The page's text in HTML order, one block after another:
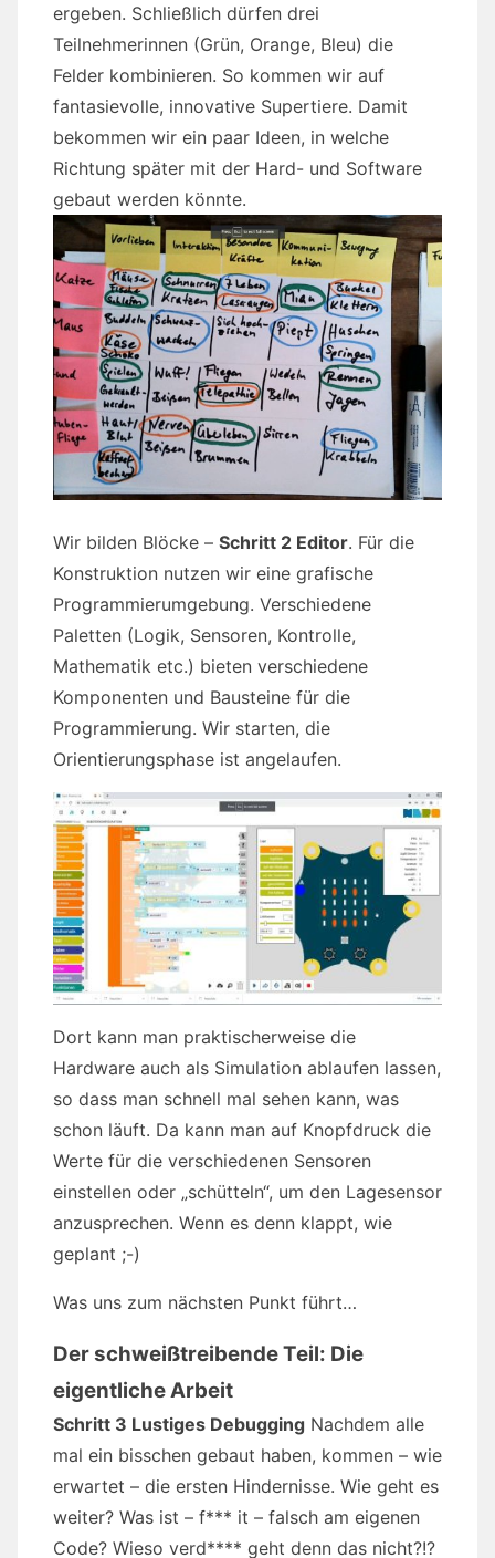
ergeben. Schließlich dürfen drei
Teilnehmerinnen (Grün, Orange, Bleu) die
Felder kombinieren. So kommen wir auf
fantasievolle, innovative Supertiere. Damit
bekommen wir ein paar Ideen, in welche
Richtung später mit der Hard- und Software
gebaut werden könnte.
Wir bilden Blöcke – Schritt 2 Editor. Für die
Konstruktion nutzen wir eine grafische
Programmierumgebung. Verschiedene
Paletten (Logik, Sensoren, Kontrolle,
Mathematik etc.) bieten verschiedene
Komponenten und Bausteine für die
Programmierung. Wir starten, die
Orientierungsphase ist angelaufen.
Dort kann man praktischerweise die
Hardware auch als Simulation ablaufen lassen,
so dass man schnell mal sehen kann, was
schon läuft. Da kann man auf Knopfdruck die
Werte für die verschiedenen Sensoren
einstellen oder „schütteln“, um den Lagesensor
anzusprechen. Wenn es denn klappt, wie
geplant ;-)
Was uns zum nächsten Punkt führt…
Der schweißtreibende Teil: Die
eigentliche Arbeit
Schritt 3 Lustiges Debugging Nachdem alle
mal ein bisschen gebaut haben, kommen – wie
erwartet – die ersten Hindernisse. Wie geht es
weiter? Was ist – f*** it – falsch am eigenen
Code? Wieso verd**** geht denn das nicht?!?